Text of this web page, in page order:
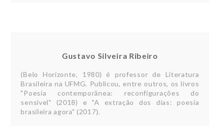
Gustavo Silveira Ribeiro
(Belo Horizonte, 1980) é professor de Literatura
Brasileira na UFMG. Publicou, entre outros, os livros
"Poesia contemporânea: reconfigurações do
sensível" (2018) e "A extração dos dias: poesia
brasileira agora" (2017).